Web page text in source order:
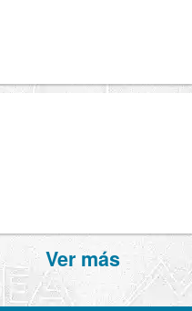
Ver más